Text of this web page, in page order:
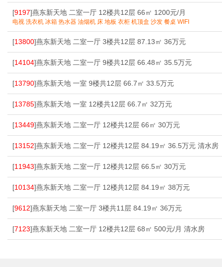
[9197]燕东新天地 二室一厅 12楼共12层 66㎡ 1200元/月
电视 洗衣机 冰箱 热水器 油烟机 床 地板 衣柜 机顶盒 沙发 餐桌 WIFI
[13800]燕东新天地 二室一厅 3楼共12层 87.13㎡ 36万元
[14104]燕东新天地 二室一厅 9楼共12层 66.48㎡ 35.5万元
[13790]燕东新天地 一室 9楼共12层 66.7㎡ 33.5万元
[13785]燕东新天地 一室 12楼共12层 66.7㎡ 32万元
[13449]燕东新天地 二室一厅 12楼共12层 66㎡ 30万元
[13152]燕东新天地 二室一厅 12楼共12层 84.19㎡ 36.5万元 清水房
[11943]燕东新天地 二室一厅 12楼共12层 66.5㎡ 30万元
[10134]燕东新天地 二室一厅 12楼共12层 84.19㎡ 38万元
[9612]燕东新天地 二室一厅 3楼共11层 84.19㎡ 36万元
[7123]燕东新天地 二室一厅 12楼共12层 68㎡ 500元/月 清水房